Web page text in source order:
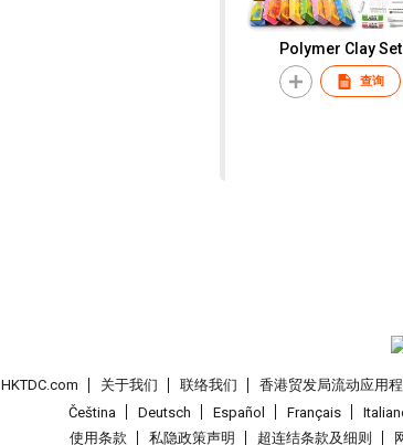
Polymer Clay Set
查询
HKTDC.com 关于我们 联络我们 香港贸发局流动应用
Čeština
Deutsch Español Français
使用条款
私隐政策声明 超连结条款及细则